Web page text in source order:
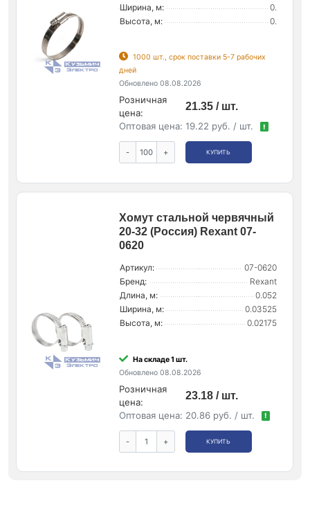
Ширина, м:
0.
Высота, м:
0.
1000 шт., срок поставки 5-7 рабочих
дней
Обновлено 08.08.2026
Розничная
цена:
21.35 / шт.
Оптовая цена: 19.22 руб. / шт. !
- + КУПИТЬ
Хомут стальной червячный
20-32 (Россия) Rexant 07-
0620
Артикул:
07-0620
Бренд:
Rexant
Длина, м:
0.052
Ширина, м:
0.03525
Высота, м:
0.02175
На складе 1 шт.
Обновлено 08.08.2026
Розничная
цена:
23.18 / шт.
Оптовая цена: 20.86 руб. / шт. !
- + КУПИТЬ